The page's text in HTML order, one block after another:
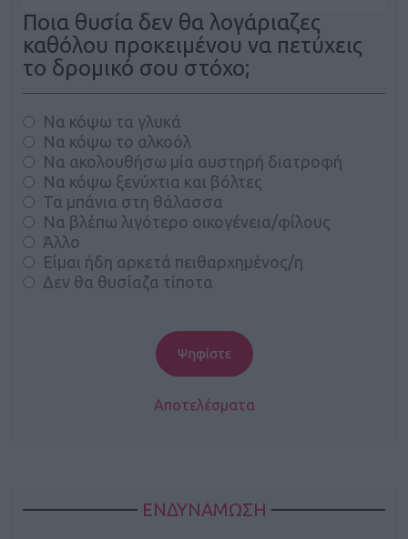
Ποια θυσία δεν θα λογάριαζες
καθόλου προκειμένου να πετύχεις
το δρομικό σου στόχο;
Να κόψω τα γλυκά
Να κόψω το αλκοόλ
Να ακολουθήσω μία αυστηρή διατροφή
Να κόψω ξενύχτια και βόλτες
Τα μπάνια στη θάλασσα
Να βλέπω λιγότερο οικογένεια/φίλους
Άλλο
Είμαι ήδη αρκετά πειθαρχημένος/η
Δεν θα θυσίαζα τίποτα
Αποτελέσματα
ΕΝΔΥΝΑΜΩΣΗ